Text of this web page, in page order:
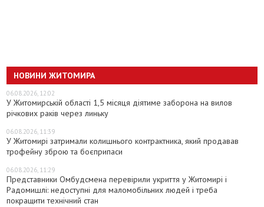
НОВИНИ ЖИТОМИРА
06.08.2026, 12:02
У Житомирській області 1,5 місяця діятиме заборона на вилов
річкових раків через линьку
06.08.2026, 11:39
У Житомирі затримали колишнього контрактника, який продавав
трофейну зброю та боєприпаси
06.08.2026, 11:29
Представники Омбудсмена перевірили укриття у Житомирі і
Радомишлі: недоступні для маломобільних людей і треба
покращити технічний стан